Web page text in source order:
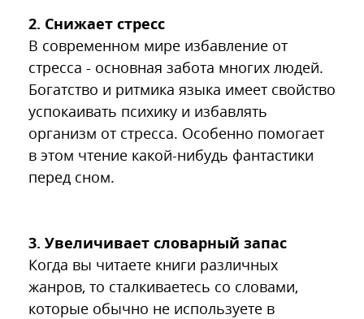
2. Снижает стресс
В современном мире избавление от
стресса - основная забота многих людей.
Богатство и ритмика языка имеет свойство
успокаивать психику и избавлять
организм от стресса. Особенно помогает
в этом чтение какой-нибудь фантастики
перед сном.
3. Увеличивает словарный запас
Когда вы читаете книги различных
жанров, то сталкиваетесь со словами,
которые обычно не используете в